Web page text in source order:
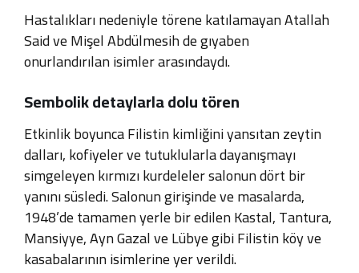
Hastalıkları nedeniyle törene katılamayan Atallah
Said ve Mişel Abdülmesih de gıyaben
onurlandırılan isimler arasındaydı.
Sembolik detaylarla dolu tören
Etkinlik boyunca Filistin kimliğini yansıtan zeytin
dalları, kofiyeler ve tutuklularla dayanışmayı
simgeleyen kırmızı kurdeleler salonun dört bir
yanını süsledi. Salonun girişinde ve masalarda,
1948’de tamamen yerle bir edilen Kastal, Tantura,
Mansiyye, Ayn Gazal ve Lübye gibi Filistin köy ve
kasabalarının isimlerine yer verildi.